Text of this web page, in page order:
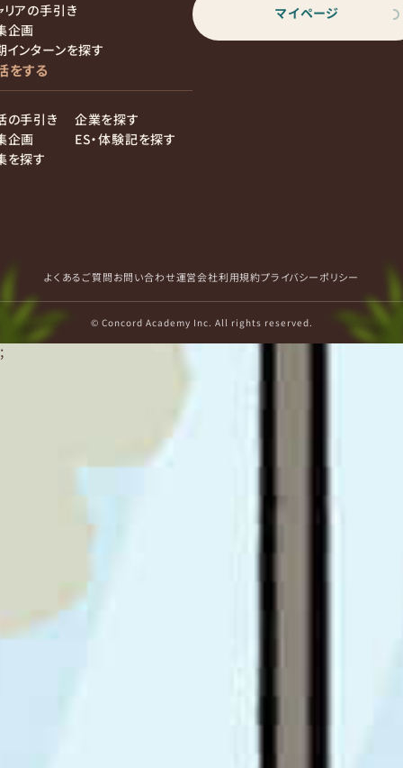
リアの手引き
企画
インターンを探す
をする
の手引き
企画
を探す
企業を探す
ES・体験記を探す
マイページ
よくあるご質問お問い合わせ運営会社利用規約プライバシーポリシー
© Concord Academy Inc. All rights reserved.
;